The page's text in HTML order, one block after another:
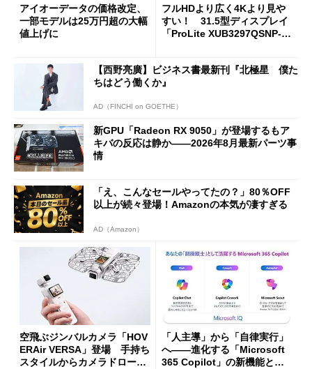
アイオーデータの価格改定、
一部モデルは25万円超の大幅
値上げに
フルHDより広く4Kより見や
すい！ 31.5型ディスプレイ
「ProLite XUB3297QSNP-B
【西野亮廣】ビジネス書最新刊『北極星 僕た
ちはどう働くか』
AD（FINCHI on GOETHE）
新GPU「Radeon RX 9050」が登場するもア
キバの反応は静か――2026年8月最新パーツ事
情
「え、こんなセールやってたの？」80％OFF
以上が続々登場！Amazonの本気が凄すぎる
AD（Amazon）
空飛ぶジンバルカメラ「HOV
ERAir VERSA」登場 手持ち
スタイルからカメラドローン
「人主導」から「自律実行」
へ――進化する「Microsoft
365 Copilot」の新機能とエ